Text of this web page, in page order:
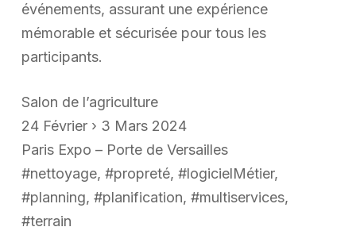
événements, assurant une expérience
mémorable et sécurisée pour tous les
participants.
Salon de l’agriculture
24 Février › 3 Mars 2024
Paris Expo – Porte de Versailles
#nettoyage, #propreté, #logicielMétier,
#planning, #planification, #multiservices,
#terrain